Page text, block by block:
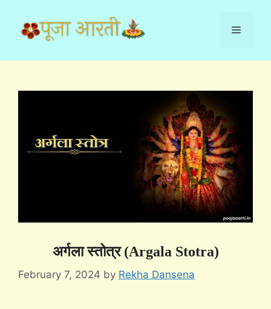
content
Menu
अर्गला स्तोत्र (Argala Stotra)
February 7, 2024 by Rekha Dansena